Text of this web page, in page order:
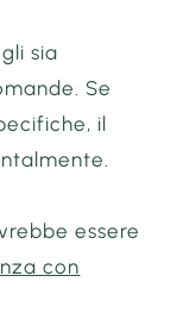
sia
Se
il
essere
con